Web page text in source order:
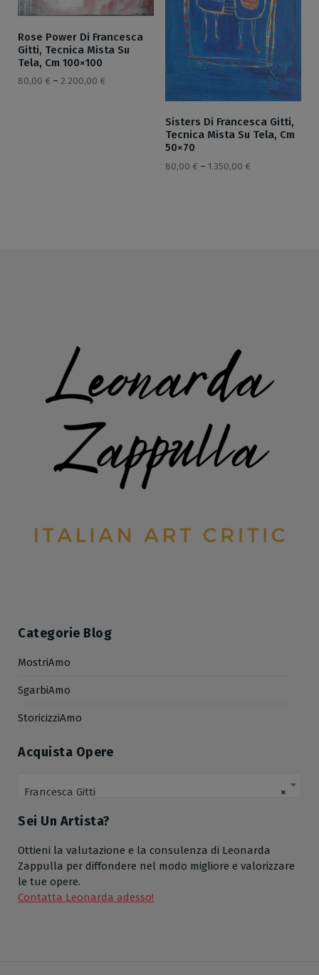
Rose Power Di Francesca
Gitti, Tecnica Mista Su
Tela, Cm 100×100
80,00 € – 2.200,00 €
Sisters Di Francesca Gitti,
Tecnica Mista Su Tela, Cm
50×70
80,00 € – 1.350,00 €
Categorie Blog
MostriAmo
SgarbiAmo
StoricizziAmo
Acquista Opere
×
Francesca Gitti
Sei Un Artista?
Ottieni la valutazione e la consulenza di Leonarda
Zappulla per diffondere nel modo migliore e valorizzare
le tue opere.
Contatta Leonarda adesso!